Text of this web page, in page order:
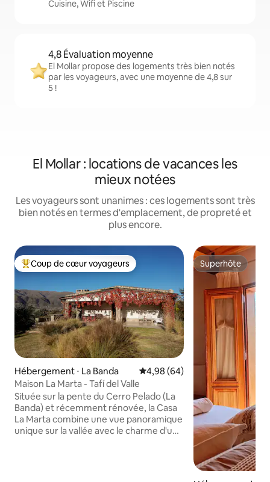
Cuisine, Wifi et Piscine
4,8 Évaluation moyenne
El Mollar propose des logements très bien notés
par les voyageurs, avec une moyenne de 4,8 sur
5 !
El Mollar : locations de vacances les
mieux notées
Les voyageurs sont unanimes : ces logements sont très
bien notés en termes d'emplacement, de propreté et
plus encore.
Coups de cœur voyageurs les plus appréciés
Coup de cœur voyageurs
Hébergement ⋅ La Banda Évaluation moyenne sur la
4,98 (64)
Maison La Marta - Tafí del Valle
Située sur la pente du Cerro Pelado (La
Banda) et récemment rénovée, la Casa
La Marta combine une vue panoramique
unique sur la vallée avec le charme d'une
Superhôte
Superhôte